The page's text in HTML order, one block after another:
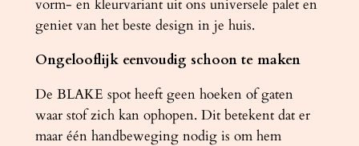
a
a
t
a
l
vorm- en kleurvariant uit ons universele palet en
geniet van het beste design in je huis.
Ongelooflijk eenvoudig schoon te maken
De BLAKE spot heeft geen hoeken of gaten
waar stof zich kan ophopen. Dit betekent dat er
maar één handbeweging nodig is om hem